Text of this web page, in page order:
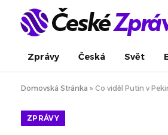
Zprávy Česká Svět
Domovská Stránka » Co viděl Putin v
ZPRÁVY